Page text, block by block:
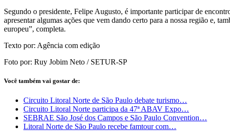
Segundo o presidente, Felipe Augusto, é importante participar de
apresentar algumas ações que vem dando certo para a nossa região e,
europeu”, completa.
Texto por: Agência com edição
Foto por: Ruy Jobim Neto / SETUR-SP
Você também vai gostar de:
Circuito Litoral Norte de São Paulo debate turismo…
Circuito Litoral Norte participa da 47ª ABAV Expo…
SEBRAE São José dos Campos e São Paulo Convention…
Litoral Norte de São Paulo recebe famtour com…